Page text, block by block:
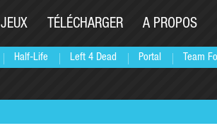
Half-Life Left 4 Dead Portal Team
JEUX TÉLÉCHARGER A PROPOS